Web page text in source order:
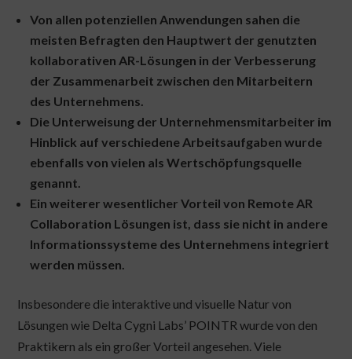
Von allen potenziellen Anwendungen sahen die
meisten Befragten den Hauptwert der genutzten
kollaborativen AR-Lösungen in der Verbesserung
der Zusammenarbeit zwischen den Mitarbeitern
des Unternehmens.
Die Unterweisung der Unternehmensmitarbeiter im
Hinblick auf verschiedene Arbeitsaufgaben wurde
ebenfalls von vielen als Wertschöpfungsquelle
genannt.
Ein weiterer wesentlicher Vorteil von Remote AR
Collaboration Lösungen ist, dass sie nicht in andere
Informationssysteme des Unternehmens integriert
werden müssen.
Insbesondere die interaktive und visuelle Natur von
Lösungen wie Delta Cygni Labs’ POINTR wurde von den
Praktikern als ein großer Vorteil angesehen. Viele